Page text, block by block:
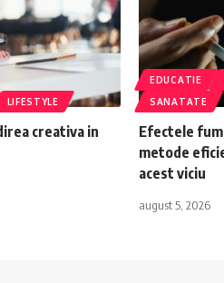
LIFESTYLE
creativa in
EDUCATIE
SANATATE
Efectele
metode
acest viciu
august 5, 2026